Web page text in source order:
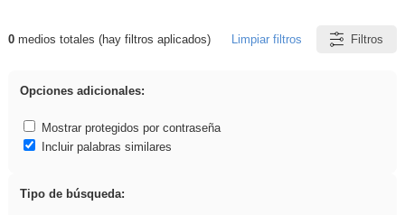
Resultados de: Arquitectura
0medios totales (hay filtros aplicados) Limpiar filtros Filtros
Opciones adicionales:
Mostrar protegidos por contraseña
Incluir palabras similares
Tipo de búsqueda: